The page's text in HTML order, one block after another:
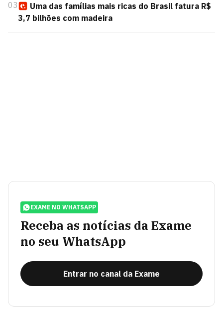
03
Uma das famílias mais ricas do Brasil fatura R$
3,7 bilhões com madeira
EXAME NO WHATSAPP
Receba as notícias da Exame
no seu WhatsApp
Entrar no canal da Exame